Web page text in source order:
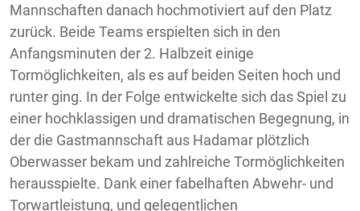
Mannschaften danach hochmotiviert auf den Platz
zurück. Beide Teams erspielten sich in den
Anfangsminuten der 2. Halbzeit einige
Tormöglichkeiten, als es auf beiden Seiten hoch und
runter ging. In der Folge entwickelte sich das Spiel zu
einer hochklassigen und dramatischen Begegnung, in
der die Gastmannschaft aus Hadamar plötzlich
Oberwasser bekam und zahlreiche Tormöglichkeiten
herausspielte. Dank einer fabelhaften Abwehr- und
Torwartleistung, und gelegentlichen